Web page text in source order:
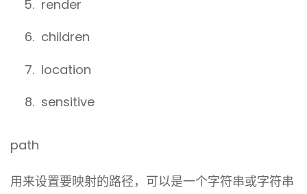
render
children
location
sensitive
path
用来设置要映射的路径，可以是一个字符串或字符串